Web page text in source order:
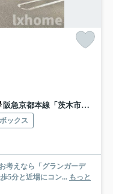
阪急京都本線「茨木市」駅 徒歩17分
ックス
考えなら「グランガーデ
5分と近場にコン... もっと